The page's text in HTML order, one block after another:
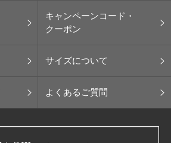
キャンペーンコード・
クーポン
サイズについて
よくあるご質問